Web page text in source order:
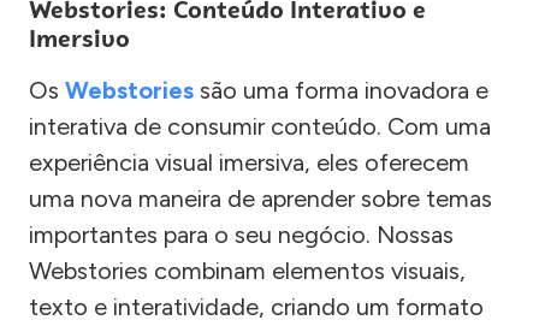
Webstories: Conteúdo Interativo e
Imersivo
Os Webstories são uma forma inovadora e
interativa de consumir conteúdo. Com uma
experiência visual imersiva, eles oferecem
uma nova maneira de aprender sobre temas
importantes para o seu negócio. Nossas
Webstories combinam elementos visuais,
texto e interatividade, criando um formato